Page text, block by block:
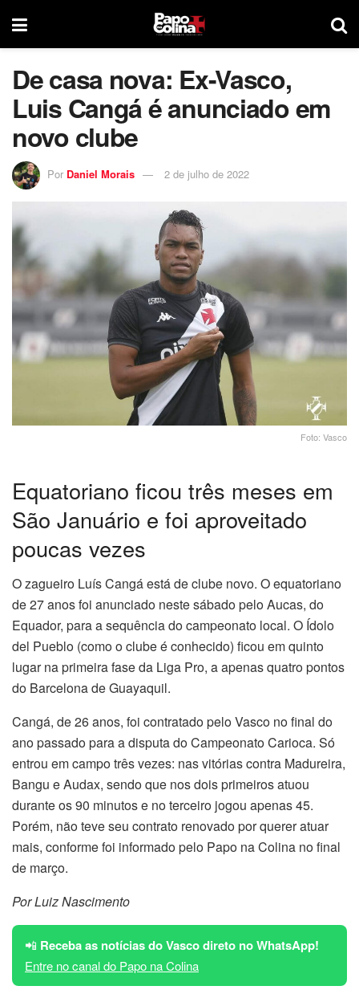
De casa nova: Ex-Vasco,
Luis Cangá é anunciado em
novo clube
Por Daniel Morais 2 de julho de 2022
Foto: Vasco
Equatoriano ficou três meses em
São Januário e foi aproveitado
poucas vezes
O zagueiro Luís Cangá está de clube novo. O equatoriano
de 27 anos foi anunciado neste sábado pelo Aucas, do
Equador, para a sequência do campeonato local. O Ídolo
del Pueblo (como o clube é conhecido) ficou em quinto
lugar na primeira fase da Liga Pro, a apenas quatro pontos
do Barcelona de Guayaquil.
Cangá, de 26 anos, foi contratado pelo Vasco no final do
ano passado para a disputa do Campeonato Carioca. Só
entrou em campo três vezes: nas vitórias contra Madureira,
Bangu e Audax, sendo que nos dois primeiros atuou
durante os 90 minutos e no terceiro jogou apenas 45.
Porém, não teve seu contrato renovado por querer atuar
mais, conforme foi informado pelo Papo na Colina no final
de março.
Por Luiz Nascimento
📲 Receba as notícias do Vasco direto no WhatsApp!
Entre no canal do Papo na Colina